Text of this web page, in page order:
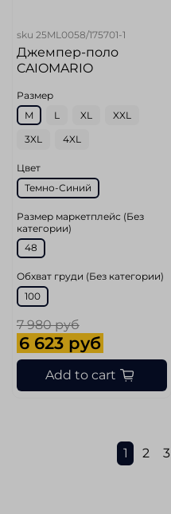
sku 25ML0058/175701-1
Джемпер-поло
CAIOMARIO
Размер
M
L XL XXL
3XL 4XL
Цвет
Темно-Синий
Размер маркетплейс (Без
категории)
48
Обхват груди (Без категории)
100
7 980 руб
6 623 руб
Add to cart
1 2 3